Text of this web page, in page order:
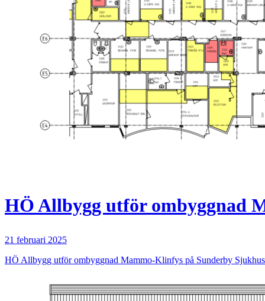
HÖ Allbygg utför ombyggnad
21 februari 2025
HÖ Allbygg utför ombyggnad Mammo-Klinfys på Sunderby